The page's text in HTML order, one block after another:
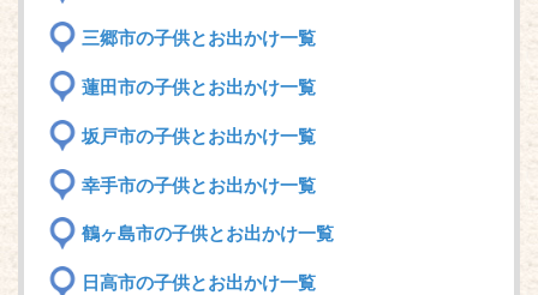
三郷市の子供とお出かけ一覧
蓮田市の子供とお出かけ一覧
坂戸市の子供とお出かけ一覧
幸手市の子供とお出かけ一覧
鶴ヶ島市の子供とお出かけ一覧
日高市の子供とお出かけ一覧